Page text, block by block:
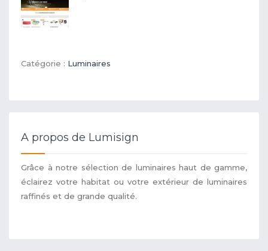
Catégorie : Luminaires
A propos de Lumisign
Grâce à notre sélection de luminaires haut de gamme,
éclairez votre habitat ou votre extérieur de luminaires
raffinés et de grande qualité.